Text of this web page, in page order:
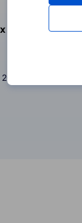
Digital PR